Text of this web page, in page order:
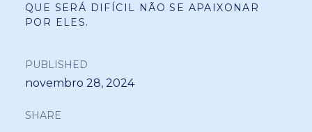
QUE SERÁ DIFÍCIL NÃO SE APAIXONAR
POR ELES.
PUBLISHED
novembro 28, 2024
SHARE